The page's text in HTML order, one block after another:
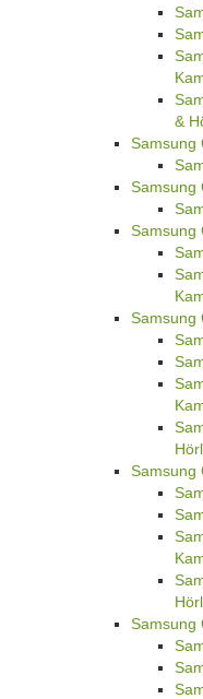
&
Samsung
Samsung
Samsung
Samsung
Samsung
Samsung